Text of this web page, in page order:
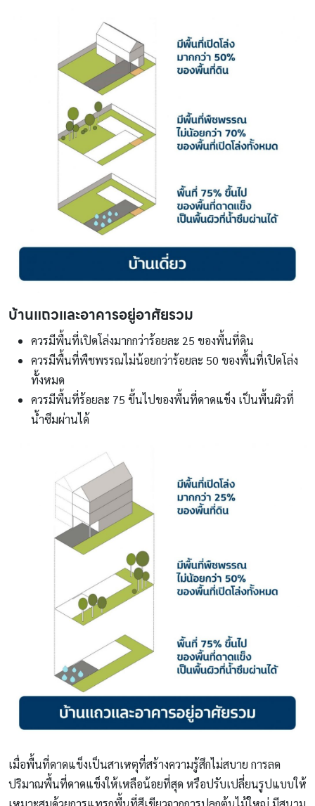
บ้านแถวและอาคารอยู่อาศัยรวม
ควรมีพื้นที่เปิดโล่งมากกว่าร้อยละ 25 ของพื้นที่ดิน
ควรมีพื้นที่พืชพรรณไม่น้อยกว่าร้อยละ 50 ของพื้นที่เปิดโล่ง
ทั้งหมด
ควรมีพื้นที่ร้อยละ 75 ขึ้นไปของพื้นที่ดาดแข็ง เป็นพื้นผิวที่
น้ำซึมผ่านได้
เมื่อพื้นที่ดาดแข็งเป็นสาเหตุที่สร้างความรู้สึกไม่สบาย การลด
ปริมาณพื้นที่ดาดแข็งให้เหลือน้อยที่สุด หรือปรับเปลี่ยนรูปแบบให้